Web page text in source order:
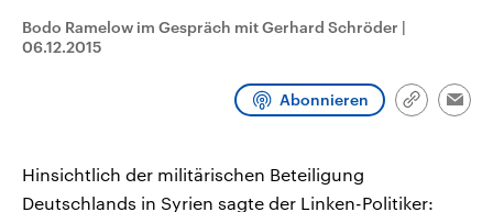
Wahl.
Audio-Archiv
Bodo Ramelow im Gespräch mit Gerhard Schröder |
06.12.2015
Abonnieren
Link
Hinsichtlich der militärischen Beteiligung
Deutschlands in Syrien sagte der Linken-Politiker: